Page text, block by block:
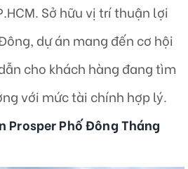
Sở hữu vị trí thuận lợi
dự án mang đến cơ hội
cho khách hàng đang tìm
với mức tài chính hợp lý.
Prosper Phố Đông Tháng